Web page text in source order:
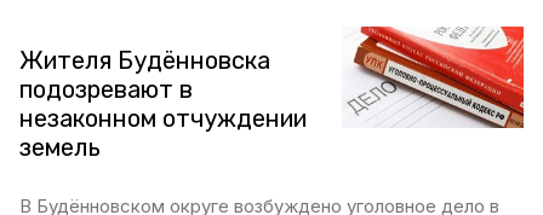
Жителя Будённовска
подозревают в
незаконном отчуждении
земель
В Будённовском округе возбуждено уголовное дело в